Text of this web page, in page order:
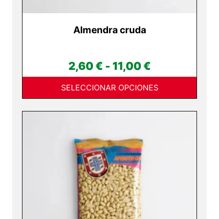
Almendra cruda
2,60€ - 11,00€Rango
de
precios:
desde
SELECCIONAR OPCIONES